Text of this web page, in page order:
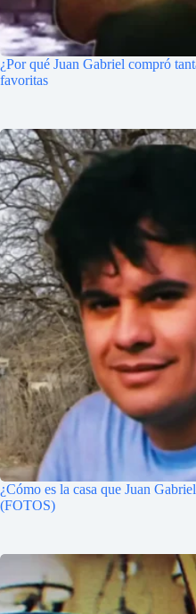
¿Por qué Juan Gabriel compró
favoritas
¿Cómo es la casa que Juan
(FOTOS)